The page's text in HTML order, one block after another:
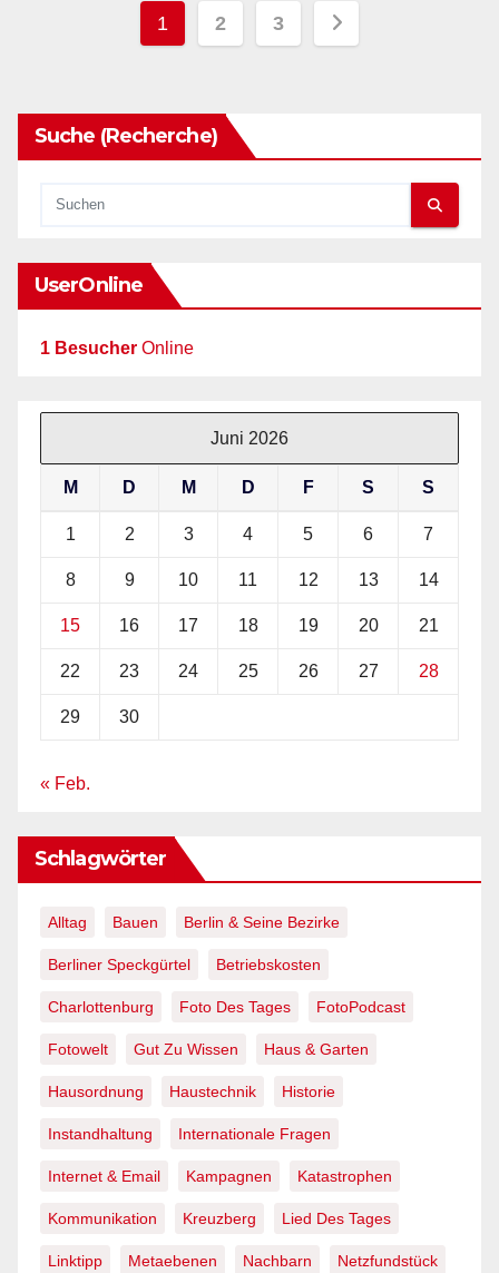
Seitennummerierung
Beiträge
1 2 3
Suche (Recherche)
UserOnline
1 Besucher Online
Juni 2026
M D M D F S S
1 2 3 4 5 6 7
8 9 10 11 12 13 14
15 16 17 18 19 20 21
22 23 24 25 26 27 28
29 30
« Feb.
Schlagwörter
Alltag Bauen Berlin & Seine Bezirke
Berliner Speckgürtel Betriebskosten
Charlottenburg Foto Des Tages FotoPodcast
Fotowelt Gut Zu Wissen Haus & Garten
Hausordnung Haustechnik Historie
Instandhaltung Internationale Fragen
Internet & Email Kampagnen Katastrophen
Kommunikation Kreuzberg Lied Des Tages
Linktipp Metaebenen Nachbarn Netzfundstück